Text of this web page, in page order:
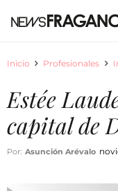
Inicio Profesionales
Estée
capital de
Por: Asunción Arévalo